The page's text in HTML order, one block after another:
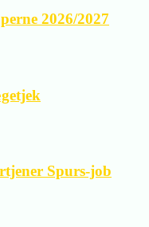
2026/2027
Spurs-job